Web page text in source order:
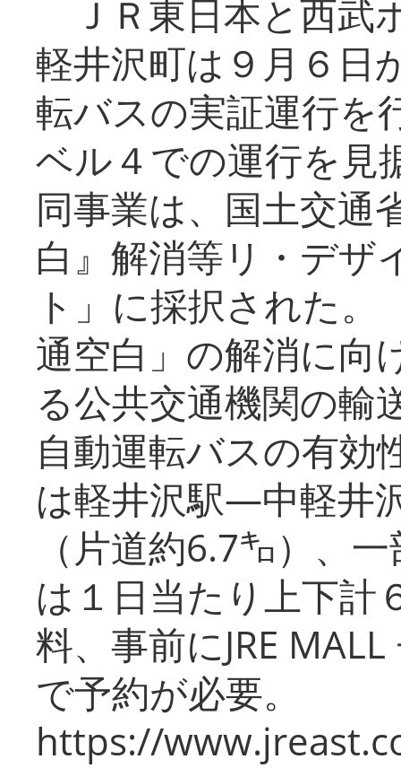
ＪＲ東日本と西武
軽井沢町は９月６日
転バスの実証運行を
ベル４での運行を見
同事業は、国土交通
白』解消等リ・デザ
ト」に採択された
通空白」の解消に向
る公共交通機関の輸
自動運転バスの有効
は軽井沢駅―中軽井
（片道約6.7㌔）、
は１日当たり上下計
料、事前にJRE
で予約が必要。
https://